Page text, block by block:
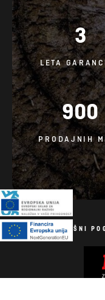
3
LETA
900
PRODAJNIH
SPLOŠNI